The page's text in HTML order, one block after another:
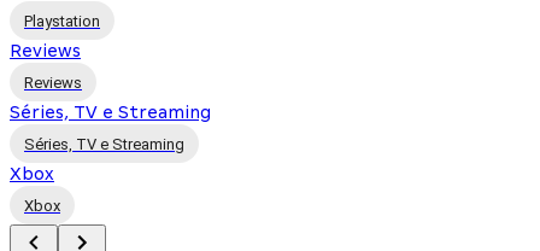
Playstation
Reviews
Reviews
Séries, TV e Streaming
Séries, TV e Streaming
Xbox
Xbox